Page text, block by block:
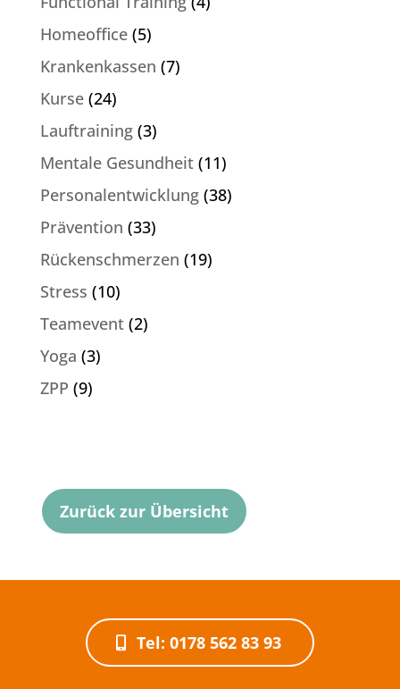
Homeoffice(5)
Krankenkassen (7)
Kurse(24)
Lauftraining(3)
Mentale Gesundheit(11)
Personalentwicklung(38)
Prävention (33)
Rückenschmerzen (19)
Stress (10)
Teamevent(2)
Yoga (3)
ZPP (9)
Zurück zur Übersicht
Tel: 0178 562 83 93